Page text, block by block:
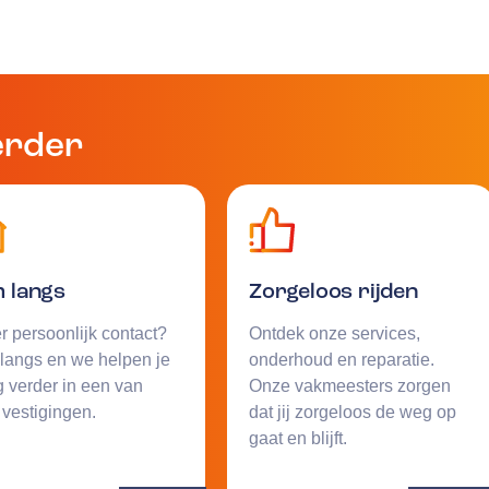
langs
persoonlijk contact?
en we helpen je
verder in een van
Zorgeloos rijden
Ontdek onze services,
onderhoud en reparatie.
Onze vakmeesters zorgen
dat jij zorgeloos de weg op
gaat en blijft.